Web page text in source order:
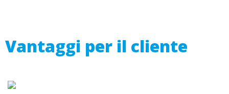
Vantaggi per il cliente